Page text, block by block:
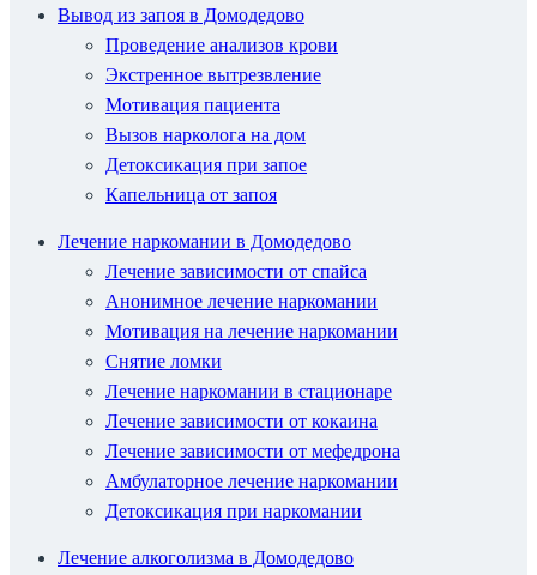
Вывод из запоя в Домодедово
Проведение анализов крови
Экстренное вытрезвление
Мотивация пациента
Вызов нарколога на дом
Детоксикация при запое
Капельница от запоя
Лечение наркомании в Домодедово
Лечение зависимости от спайса
Анонимное лечение наркомании
Мотивация на лечение наркомании
Снятие ломки
Лечение наркомании в стационаре
Лечение зависимости от кокаина
Лечение зависимости от мефедрона
Амбулаторное лечение наркомании
Детоксикация при наркомании
Лечение алкоголизма в Домодедово